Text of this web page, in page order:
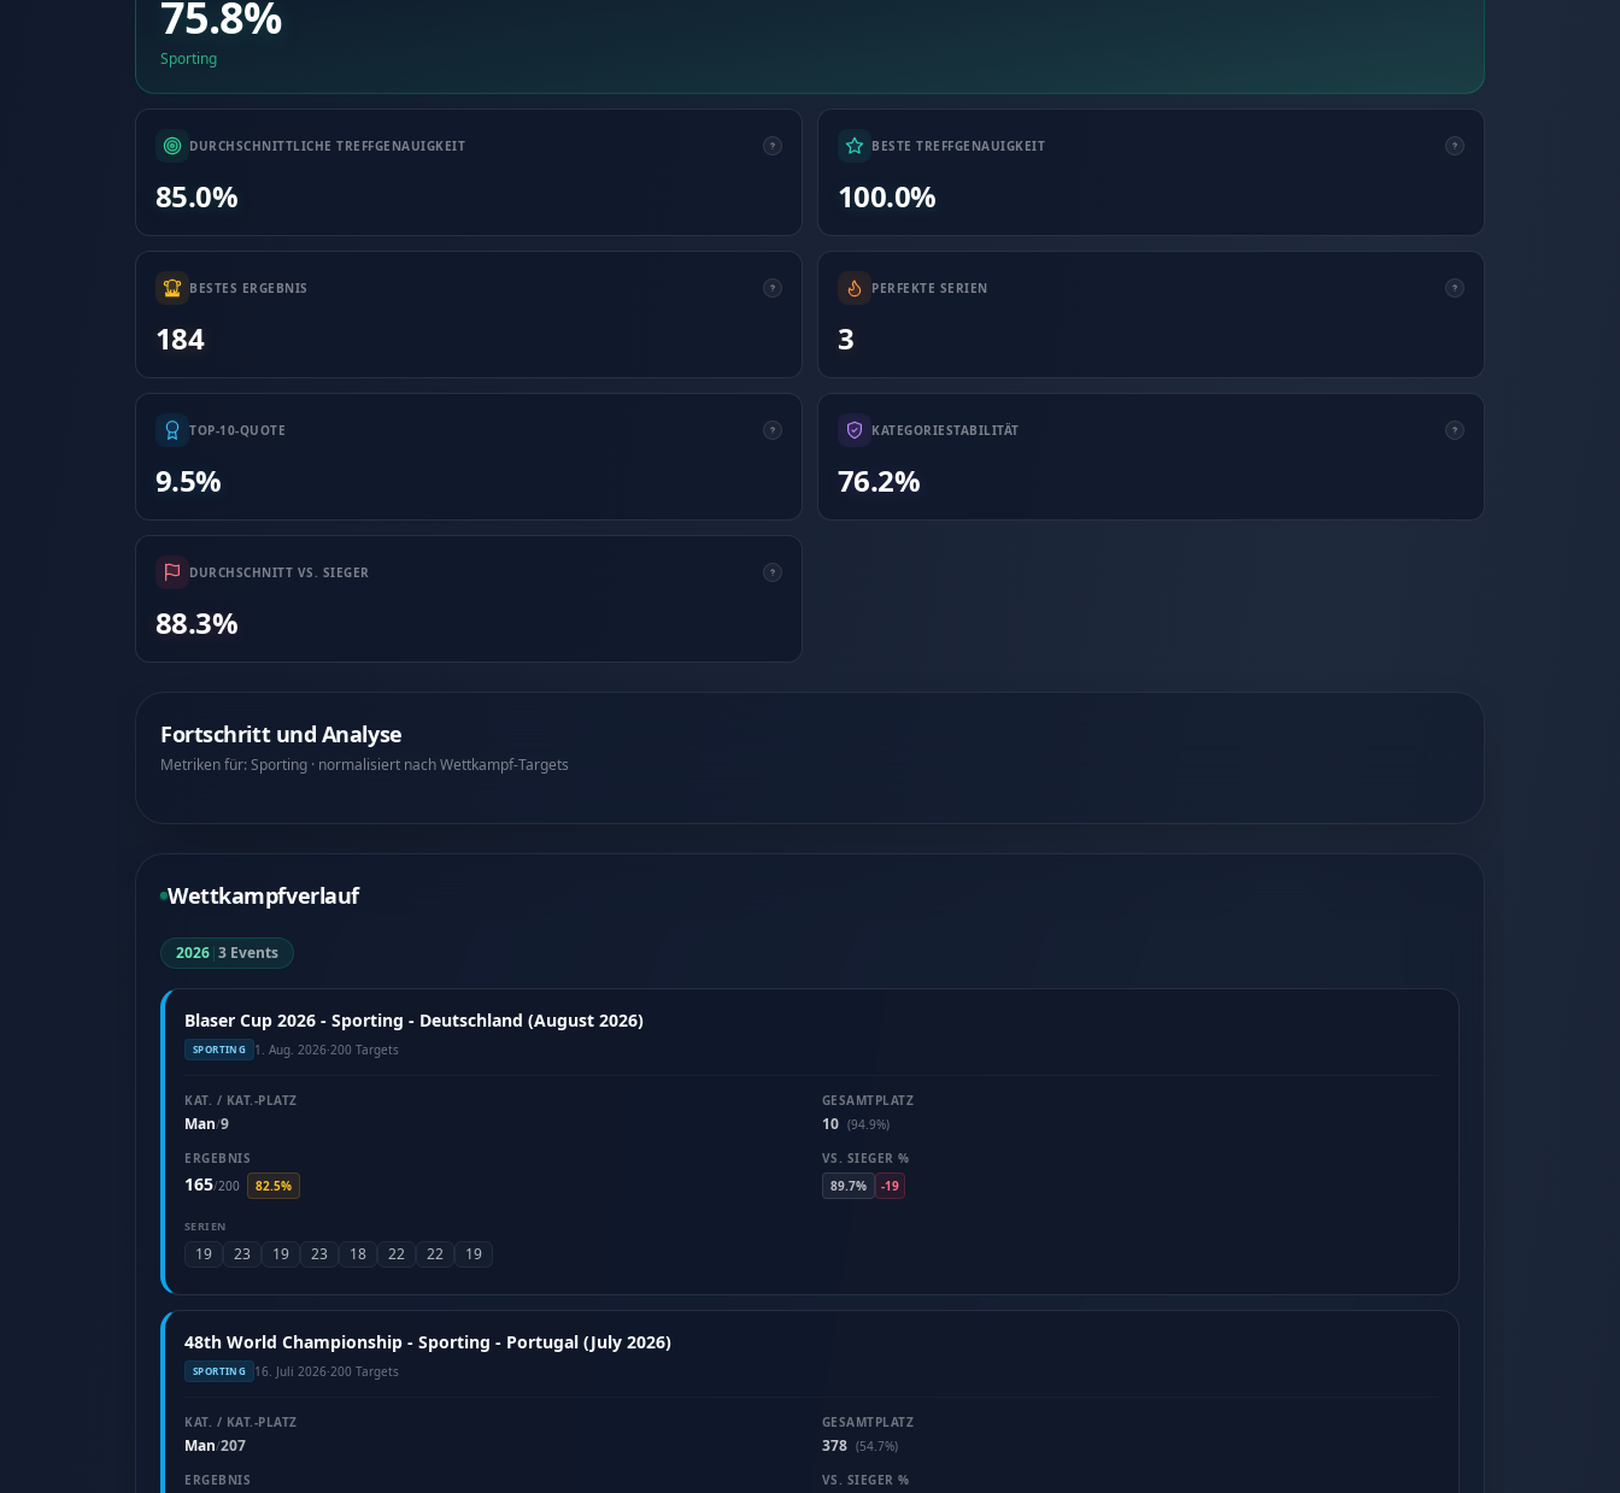
75.8%
Sporting
DURCHSCHNITTLICHE TREFFGENAUIGKEIT
85.0%
BESTE TREFFGENAUIGKEIT
100.0%
BESTES ERGEBNIS
184
PERFEKTE SERIEN
3
TOP-10-QUOTE
9.5%
KATEGORIESTABILITÄT
76.2%
DURCHSCHNITT VS. SIEGER
88.3%
Fortschritt und Analyse
Metriken für: Sporting · normalisiert nach Wettkampf-Targets
Wettkampfverlauf
2026|3 Events
Blaser Cup 2026 - Sporting - Deutschland (August 2026)
SPORTING 1. Aug. 2026·200 Targets
KAT. / KAT.-PLATZ
Man/9
GESAMTPLATZ
10 (94.9%)
ERGEBNIS
165/200 82.5%
VS. SIEGER %
89.7%
-19
SERIEN
19 23 19 23 18 22 22 19
48th World Championship - Sporting - Portugal (July 2026)
SPORTING 16. Juli 2026·200 Targets
KAT. / KAT.-PLATZ
Man/207
GESAMTPLATZ
378 (54.7%)
ERGEBNIS
VS. SIEGER %